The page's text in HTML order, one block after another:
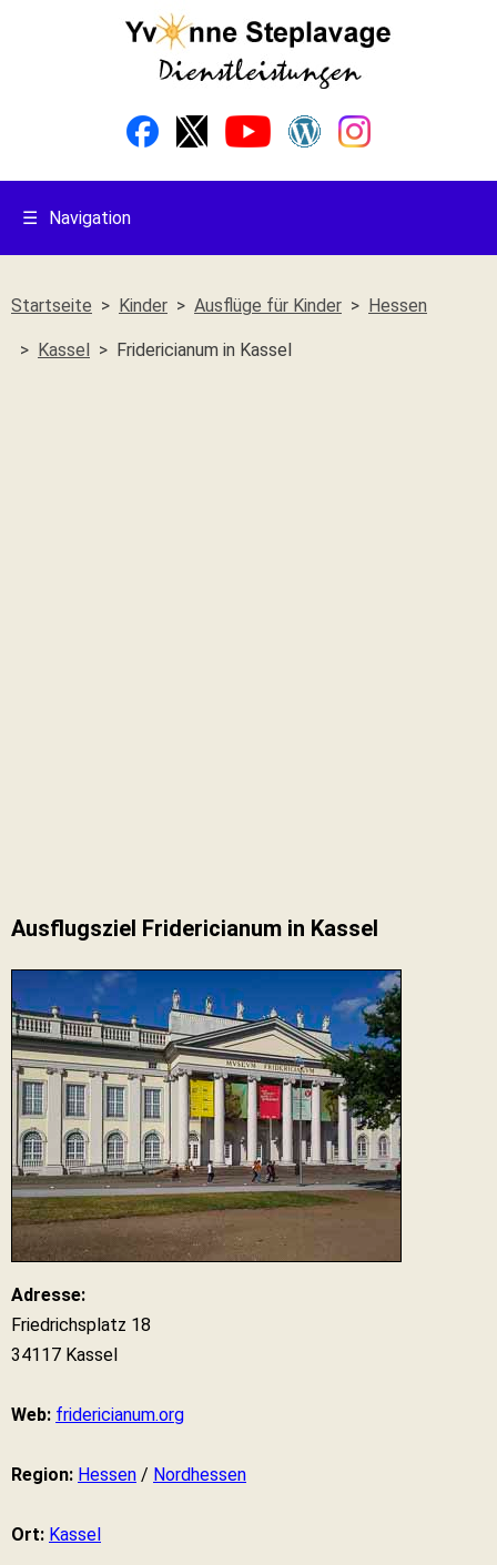
☰ Navigation
Startseite Kinder Ausflüge für Kinder Hessen
Kassel Fridericianum in Kassel
Ausflugsziel Fridericianum in Kassel
Adresse:
Friedrichsplatz 18
34117 Kassel
Web: fridericianum.org
Region: Hessen / Nordhessen
Ort: Kassel